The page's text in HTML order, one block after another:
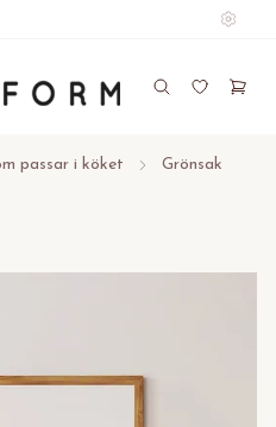
passar i köket Grönsak